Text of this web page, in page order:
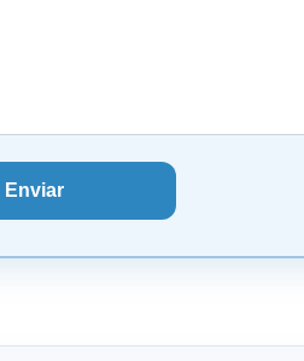
Enviar